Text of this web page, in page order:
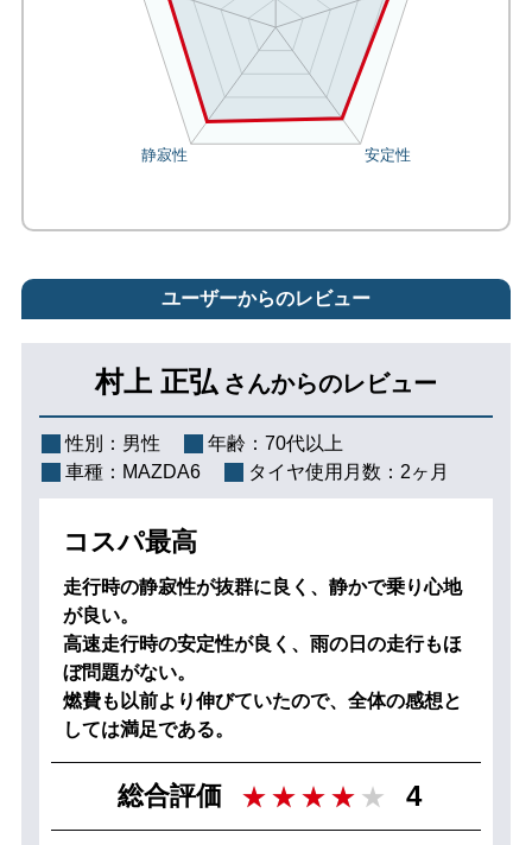
ユーザーからのレビュー
村上 正弘 さんからのレビュー
性別： 男性 年齢： 70代以上
車種： MAZDA6 タイヤ使用月数： 2ヶ月
コスパ最高
走行時の静寂性が抜群に良く、静かで乗り心地
が良い。
高速走行時の安定性が良く、雨の日の走行もほ
ぼ問題がない。
燃費も以前より伸びていたので、全体の感想と
しては満足である。
総合評価 4